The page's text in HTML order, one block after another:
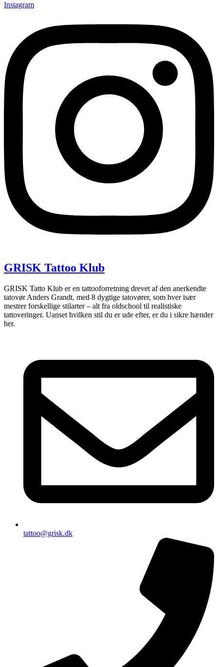
Instagram
GRISK Tattoo Klub
GRISK Tatto Klub er en tattooforretning drevet af den anerkendte
tatovør Anders Grandt, med 8 dygtige tatovører, som hver især
mestrer forskellige stilarter – alt fra oldschool til realistiske
tattoveringer. Uanset hvilken stil du er ude efter, er du i sikre hænder
her.
tattoo@grisk.dk